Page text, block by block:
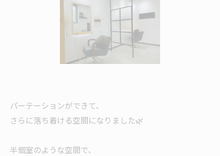
パーテーションができて、
さらに落ち着ける空間になりました🌿
半個室のような空間で、